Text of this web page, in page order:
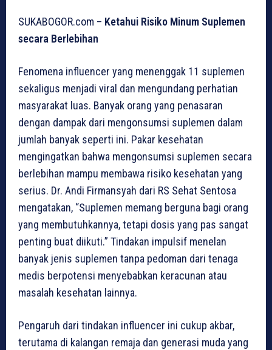
SUKABOGOR.com – Ketahui Risiko Minum Suplemen
secara Berlebihan
Fenomena influencer yang menenggak 11 suplemen
sekaligus menjadi viral dan mengundang perhatian
masyarakat luas. Banyak orang yang penasaran
dengan dampak dari mengonsumsi suplemen dalam
jumlah banyak seperti ini. Pakar kesehatan
mengingatkan bahwa mengonsumsi suplemen secara
berlebihan mampu membawa risiko kesehatan yang
serius. Dr. Andi Firmansyah dari RS Sehat Sentosa
mengatakan, “Suplemen memang berguna bagi orang
yang membutuhkannya, tetapi dosis yang pas sangat
penting buat diikuti.” Tindakan impulsif menelan
banyak jenis suplemen tanpa pedoman dari tenaga
medis berpotensi menyebabkan keracunan atau
masalah kesehatan lainnya.
Pengaruh dari tindakan influencer ini cukup akbar,
terutama di kalangan remaja dan generasi muda yang